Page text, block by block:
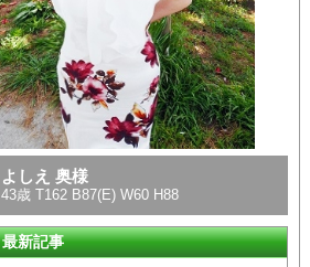
よしえ 奥様
43歳 T162 B87(E) W60 H88
最新記事